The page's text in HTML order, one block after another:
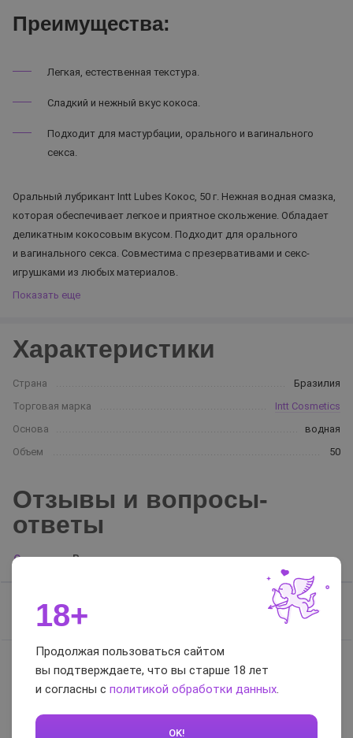
Преимущества:
Легкая, естественная текстура.
Сладкий и нежный вкус кокоса.
Подходит для мастурбации, орального и вагинального
секса.
Оральный лубрикант Intt Lubes Кокос, 50 г. Нежная водная смазка,
которая обеспечивает легкое и приятное скольжение. Обладает
деликатным кокосовым вкусом. Подходит для орального
и вагинального секса. Совместима с презервативами и секс-
игрушками из любых материалов.
Показать еще
Характеристики
Страна
Бразилия
Торговая марка
Intt Cosmetics
Основа
водная
Объем
50
Отзывы и вопросы-
ответы
Отзывы Вопросы-ответы
Отзывов нет, будьте первым
0 / 5
Оставить отзыв
18+
Продолжая пользоваться сайтом
вы подтверждаете, что вы старше 18 лет
и согласны с политикой обработки данных.
OK!